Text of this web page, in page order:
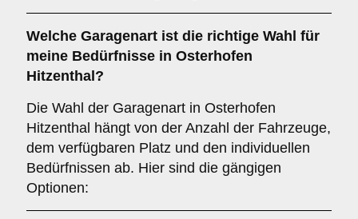
Welche Garagenart ist die richtige Wahl für
meine Bedürfnisse in Osterhofen
Hitzenthal?
Die Wahl der Garagenart in Osterhofen
Hitzenthal hängt von der Anzahl der Fahrzeuge,
dem verfügbaren Platz und den individuellen
Bedürfnissen ab. Hier sind die gängigen
Optionen: